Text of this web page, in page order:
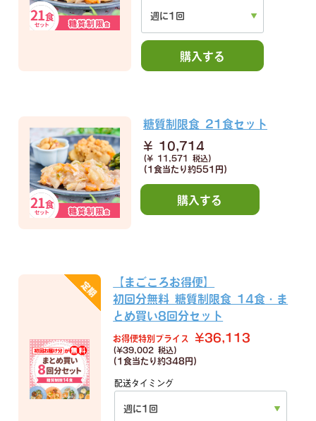
購入する
糖質制限食 21食セット
¥ 10,714
(¥ 11,571 税込)
(1食当たり約551円)
購入する
【まごころお得便】
初回分無料 糖質制限食 14食・ま
とめ買い8回分セット
お得便特別プライス ¥36,113
(¥39,002 税込)
(1食当たり約348円)
配送タイミング